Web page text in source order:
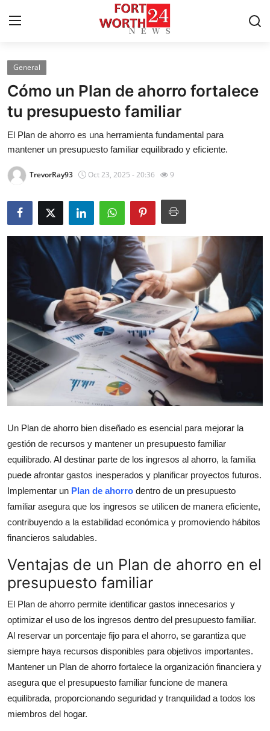
Home
Press Release
Contact
Privacy Policy
News Network
Submit Press Release
Guest Posting
Crypto
Advertise with US
Business
Finance
Tech
Real Estate
General
How To
Support Number
General
Cómo un Plan de ahorro fortalece
tu presupuesto familiar
El Plan de ahorro es una herramienta fundamental para
mantener un presupuesto familiar equilibrado y eficiente.
TrevorRay93 Oct 23, 2025 - 20:36 9
Un Plan de ahorro bien diseñado es esencial para mejorar la
gestión de recursos y mantener un presupuesto familiar
equilibrado. Al destinar parte de los ingresos al ahorro, la familia
puede afrontar gastos inesperados y planificar proyectos futuros.
Implementar un Plan de ahorro dentro de un presupuesto
familiar asegura que los ingresos se utilicen de manera eficiente,
contribuyendo a la estabilidad económica y promoviendo hábitos
financieros saludables.
Ventajas de un Plan de ahorro en el
presupuesto familiar
El Plan de ahorro permite identificar gastos innecesarios y
optimizar el uso de los ingresos dentro del presupuesto familiar.
Al reservar un porcentaje fijo para el ahorro, se garantiza que
siempre haya recursos disponibles para objetivos importantes.
Mantener un Plan de ahorro fortalece la organización financiera y
asegura que el presupuesto familiar funcione de manera
equilibrada, proporcionando seguridad y tranquilidad a todos los
miembros del hogar.